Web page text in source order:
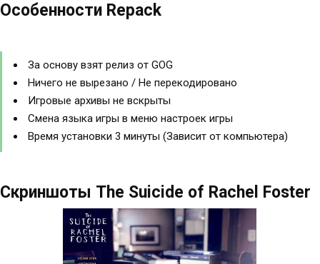
Особенности Repack
За основу взят релиз от GOG
Ничего не вырезано / Не перекодировано
Игровые архивы не вскрыты
Смена языка игры в меню настроек игры
Время установки 3 минуты (Зависит от компьютера)
Скриншоты The Suicide of Rachel Foster